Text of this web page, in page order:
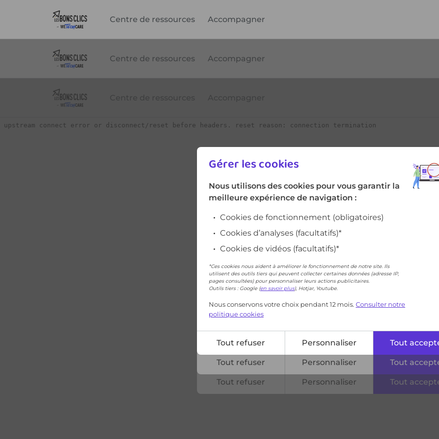
Centre de ressources Accompagner
Gérer les cookies
Nous utilisons des cookies pour vous garantir la
meilleure expérience de navigation :
Cookies de fonctionnement (obligatoires)
Cookies d’analyses (facultatifs)*
Cookies de vidéos (facultatifs)*
*Ces cookies nous aident à améliorer le fonctionnement de notre site. Ils
utilisent des outils tiers qui peuvent collecter certaines données (adresse IP,
pages consultées) pour personnaliser leurs actions publicitaires.
Outils tiers : Google (en savoir plus), Hotjar, Youtube.
Nous conservons votre choix pendant 12 mois. Consulter notre
politique cookies
Tout refuser Personnaliser Tout